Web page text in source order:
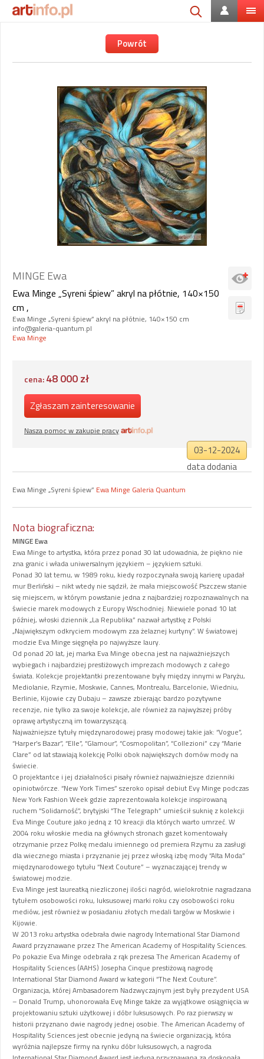
Powrót
MINGE Ewa
Ewa Minge „Syreni śpiew” akryl na płótnie, 140×150
cm ,
Ewa Minge „Syreni śpiew” akryl na płótnie, 140×150 cm
info@galeria-quantum.pl
Ewa Minge
cena:48 000 zł
Zgłaszam zainteresowanie
Nasza pomoc w zakupie pracy
03-12-2024
data dodania
Ewa Minge „Syreni śpiew” Ewa Minge Galeria Quantum
Nota biograficzna:
MINGE Ewa
Ewa Minge to artystka, która przez ponad 30 lat udowadnia, że piękno nie
zna granic i włada uniwersalnym językiem – językiem sztuki.
Ponad 30 lat temu, w 1989 roku, kiedy rozpoczynała swoją karierę upadał
mur Berliński – nikt wtedy nie sądził, że mała miejscowość Pszczew stanie
się miejscem, w którym powstanie jedna z najbardziej rozpoznawalnych na
świecie marek modowych z Europy Wschodniej. Niewiele ponad 10 lat
później, włoski dziennik „La Republika” nazwał artystkę z Polski
„Największym odkryciem modowym zza żelaznej kurtyny”. W światowej
modzie Eva Minge sięgnęła po najwyższe laury.
Od ponad 20 lat, jej marka Eva Minge obecna jest na najważniejszych
wybiegach i najbardziej prestiżowych imprezach modowych z całego
świata. Kolekcje projektantki prezentowane były między innymi w Paryżu,
Mediolanie, Rzymie, Moskwie, Cannes, Montrealu, Barcelonie, Wiedniu,
Berlinie, Kijowie czy Dubaju – zawsze zbierając bardzo pozytywne
recenzje, nie tylko za swoje kolekcje, ale również za najwyższej próby
oprawę artystyczną im towarzyszącą.
Najważniejsze tytuły międzynarodowej prasy modowej takie jak: “Vogue”,
“Harper’s Bazar”, “Elle”, “Glamour”, “Cosmopolitan”, “Collezioni” czy “Marie
Clare” od lat stawiają kolekcję Polki obok największych domów mody na
świecie.
O projektantce i jej działalności pisały również najważniejsze dzienniki
opiniotwórcze. “New York Times” szeroko opisał debiut Evy Minge podczas
New York Fashion Week gdzie zaprezentowała kolekcje inspirowaną
ruchem “Solidarność”, brytyjski “The Telegraph” umieścił suknię z kolekcji
Eva Minge Couture jako jedną z 10 kreacji dla których warto umrzeć. W
2004 roku włoskie media na głównych stronach gazet komentowały
otrzymanie przez Polkę medalu imiennego od premiera Rzymu za zasługi
dla wiecznego miasta i przyznanie jej przez włoską izbę mody “Alta Moda”
międzynarodowego tytułu “Next Couture” – wyznaczającej trendy w
światowej modzie.
Eva Minge jest laureatką niezliczonej ilości nagród, wielokrotnie nagradzana
tytułem osobowości roku, luksusowej marki roku czy osobowości roku
mediów, jest również w posiadaniu złotych medali targów w Moskwie i
Kijowie.
W 2013 roku artystka odebrała dwie nagrody International Star Diamond
Award przyznawane przez The American Academy of Hospitality Sciences.
Po pokazie Eva Minge odebrała z rąk prezesa The American Academy of
Hospitality Sciences (AAHS) Josepha Cinque prestiżową nagrodę
International Star Diamond Award w kategorii “The Next Couture”.
Organizacja, której Ambasadorem Nadzwyczajnym jest były prezydent USA
– Donald Trump, uhonorowała Evę Minge także za wyjątkowe osiągnięcia w
projektowaniu sztuki użytkowej i dóbr luksusowych. Po raz pierwszy w
historii przyznano dwie nagrody jednej osobie. The American Academy of
Hospitality Sciences jest obecnie jedyną na świecie organizacją, która
wyróżnia najlepsze firmy na rynku dóbr luksusowych, a nagroda